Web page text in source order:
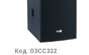
Код: ОЗСС322